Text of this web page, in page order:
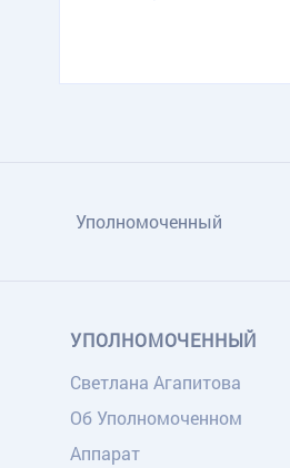
Уполномоченный
УПОЛНОМОЧЕННЫЙ
Светлана Агапитова
Об Уполномоченном
Аппарат